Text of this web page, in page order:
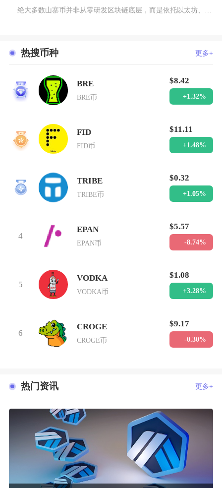
热搜币种 更多+
1
BRE
BRE币
$8.42
+1.32%
2
FID
FID币
$11.11
+1.48%
3
TRIBE
TRIBE币
$0.32
+1.05%
4
EPAN
EPAN币
$5.57
-8.74%
5
VODKA
VODKA币
$1.08
+3.28%
6
CROGE
CROGE币
$9.17
-0.30%
热门资讯 更多+